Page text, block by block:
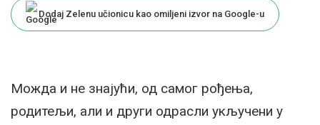
Dodaj Zelenu učionicu kao omiljeni izvor na Google-u
Можда и не знајући, од самог рођења,
родитељи, али и други одрасли укључени у